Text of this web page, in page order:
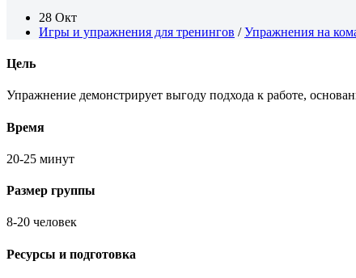
28 Окт
Игры и упражнения для тренингов /Упражнения на
Цель
Упражнение демонстрирует выгоду подхода к работе,
Время
20-25 минут
Размер группы
8-20 человек
Ресурсы и подготовка